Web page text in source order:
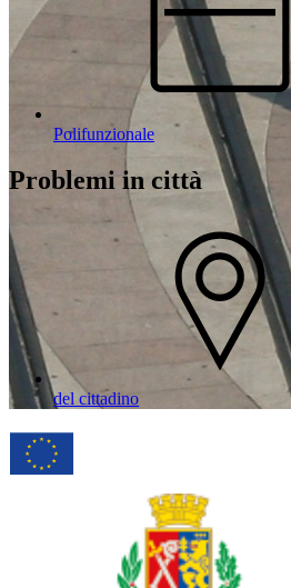
Polifunzionale
Problemi in città
del cittadino